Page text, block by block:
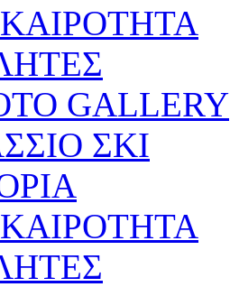
GALLERY
ΣΚΙ